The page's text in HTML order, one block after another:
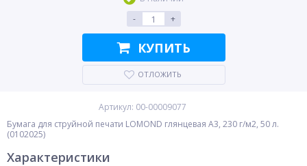
-
+
КУПИТЬ
ОТЛОЖИТЬ
Артикул: 00-00009077
Бумага для струйной печати LOMOND глянцевая A3, 230 г/м2, 50 л.
(0102025)
Характеристики